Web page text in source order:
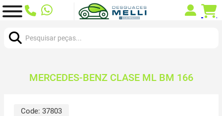
MERCEDES-BENZ CLASE ML BM 166
Code: 37803